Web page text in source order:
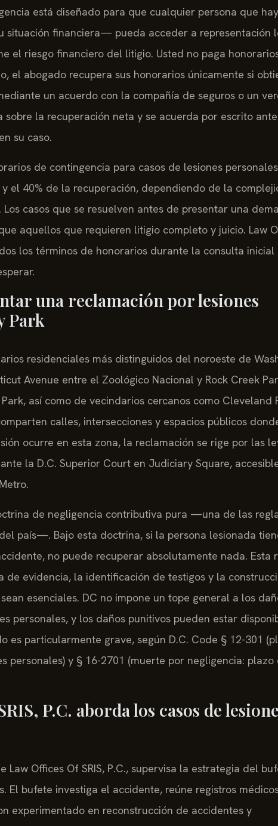
está diseñado para que cualquier persona que
financiera— pueda acceder a representación
el riesgo financiero del litigio. Usted no paga
el abogado recupera sus honorarios únicamente si
un acuerdo con la compañía de seguros o un
sobre la recuperación neta y se acuerda por escrito
su caso.
de contingencia para casos de lesiones personales
el 40% de la recuperación, dependiendo de la
casos que se resuelven antes de presentar una
aquellos que requieren litigio completo y juicio. Law
los términos de honorarios durante la consulta inicial
una reclamación por lesiones
Park
residenciales más distinguidos del noroeste de
Avenue entre el Zoológico Nacional y Rock Creek
así como de vecindarios cercanos como Cleveland
calles, intersecciones y espacios públicos
ocurre en esta zona, la reclamación se rige por las
la D.C. Superior Court en Judiciary Square,
de negligencia contributiva pura —una de las
país—. Bajo esta doctrina, si la persona lesionada
no puede recuperar absolutamente nada. Esta
de evidencia, la identificación de testigos y la
esenciales. DC no impone un tope general a los
personales, y los daños punitivos pueden estar
es particularmente grave, según D.C. Code § 12-301
personales) y § 16-2701 (muerte por negligencia: plazo
P.C. aborda los casos de
Law Offices Of SRIS, P.C., supervisa la estrategia del
El bufete investiga el accidente, reúne registros
experimentado en reconstrucción de accidentes y